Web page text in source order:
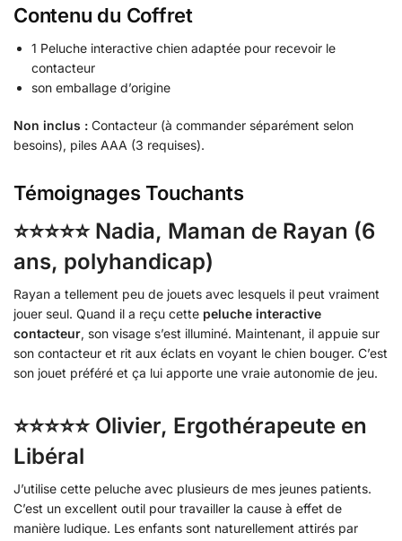
Contenu du Coffret
1 Peluche interactive chien adaptée pour recevoir le
contacteur
son emballage d’origine
Non inclus : Contacteur (à commander séparément selon
besoins), piles AAA (3 requises).
Témoignages Touchants
⭐⭐⭐⭐⭐ Nadia, Maman de Rayan (6
ans, polyhandicap)
Rayan a tellement peu de jouets avec lesquels il peut vraiment
jouer seul. Quand il a reçu cette peluche interactive
contacteur, son visage s’est illuminé. Maintenant, il appuie sur
son contacteur et rit aux éclats en voyant le chien bouger. C’est
son jouet préféré et ça lui apporte une vraie autonomie de jeu.
⭐⭐⭐⭐⭐ Olivier, Ergothérapeute en
Libéral
J’utilise cette peluche avec plusieurs de mes jeunes patients.
C’est un excellent outil pour travailler la cause à effet de
manière ludique. Les enfants sont naturellement attirés par